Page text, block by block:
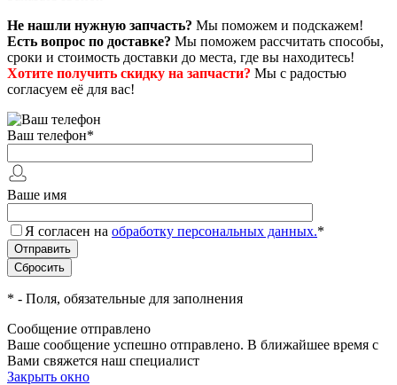
Не нашли нужную запчасть? Мы поможем и подскажем!
Есть вопрос по доставке? Мы поможем рассчитать способы,
сроки и стоимость доставки до места, где вы находитесь!
Хотите получить скидку на запчасти? Мы с радостью
согласуем её для вас!
Ваш телефон*
Ваше имя
Я согласен на обработку персональных данных.*
* - Поля, обязательные для заполнения
Сообщение отправлено
Ваше сообщение успешно отправлено. В ближайшее время с
Вами свяжется наш специалист
Закрыть окно